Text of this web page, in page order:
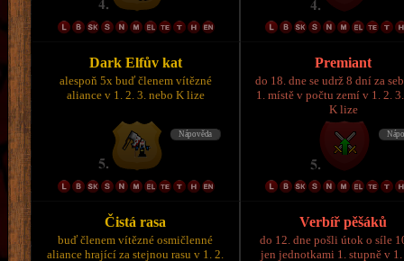
Dark Elfův kat
alespoň 5x buď členem vítězné
aliance v 1. 2. 3. nebo K lize
Premiant
do 18. dne se udrž 8 dní za
1. místě v počtu zemí v 1. 2.
K lize
Čistá rasa
buď členem vítězné osmičlenné
aliance hrající za stejnou rasu v 1. 2.
Verbíř pěšáků
do 12. dne pošli útok o síle
jen jednotkami 1. stupně v 1.